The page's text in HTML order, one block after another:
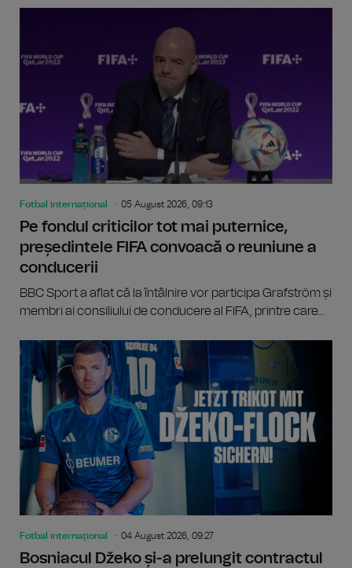
Fotbal internațional 05 August 2026, 09:13
Pe fondul criticilor tot mai puternice,
președintele FIFA convoacă o reuniune a
conducerii
BBC Sport a aflat că la întâlnire vor participa Grafström și
membri ai consiliului de conducere al FIFA, printre care...
Fotbal internațional 04 August 2026, 09:27
Bosniacul Džeko și-a prelungit contractul